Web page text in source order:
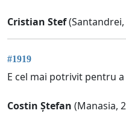
Cristian Stef(Santandrei,
#1919
E cel mai potrivit pentru
Costin Ștefan (Manasia,